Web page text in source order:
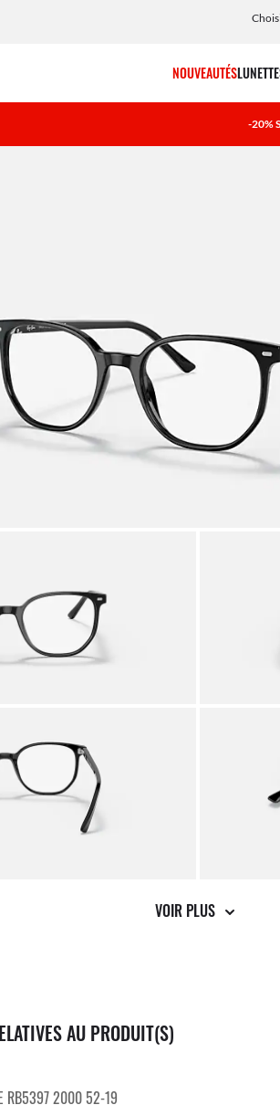
NOUVEAUTÉS
-20%
VOIR PLUS
AU PRODUIT(S)
RB5397 2000 52-19